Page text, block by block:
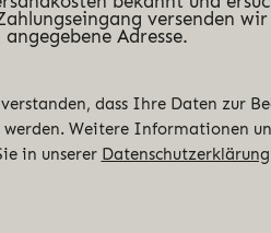
versenden wir
Adresse.
dass Ihre Daten zur
Weitere Informationen
in unserer Datenschutzerklärung